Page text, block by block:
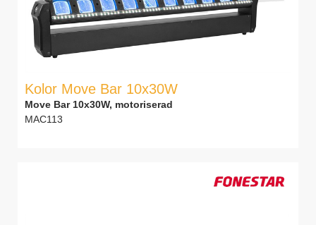
Kolor Move Bar 10x30W
Move Bar 10x30W, motoriserad
MAC113